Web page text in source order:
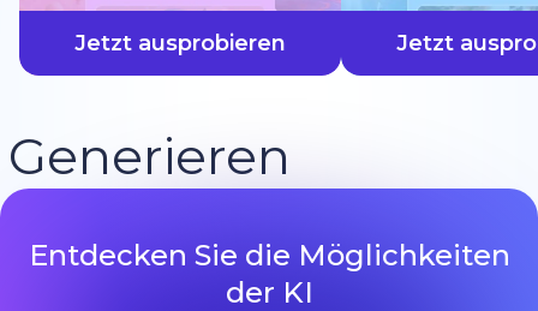
Jetzt ausprobieren Jetzt
Generieren
schneller
Entdecken Sie die Möglichkeiten
der KI